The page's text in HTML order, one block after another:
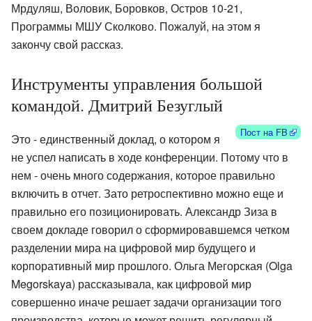
Мрдуляш, Воловик, Боровков, Остров 10-21,
Программы МШУ Сколково. Пожалуй, на этом я
закончу свой рассказ.
Инструменты управления большой
командой. Дмитрий Безуглый
Пост на FB
Это - единственный доклад, о котором я
не успел написать в ходе конференции. Потому что в
нем - очень много содержания, которое правильно
включить в отчет. Зато ретроспективно можно еще и
правильно его позиционировать. Александр Зиза в
своем докладе говорил о сформировавшемся четком
разделении мира на цифровой мир будущего и
корпоративный мир прошлого. Ольга Мегорская (Olga
Megorskaya) рассказывала, как цифровой мир
совершенно иначе решает задачи организации того